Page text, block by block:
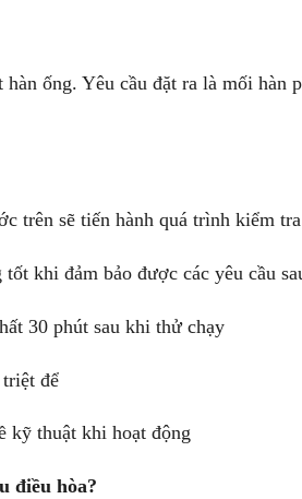
Yêu cầu đặt ra là mối hàn
sẽ tiến hành quá trình kiểm tra
đảm bảo được các yêu cầu
30 phút sau khi thử chạy
để
thuật khi hoạt động
điều hòa?